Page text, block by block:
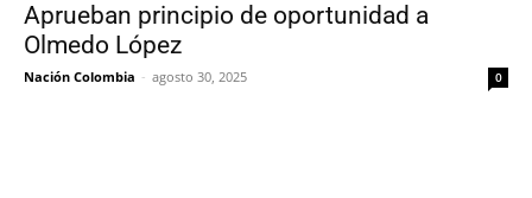
Aprueban principio de oportunidad a
Olmedo López
Nación Colombia - agosto 30, 2025 0